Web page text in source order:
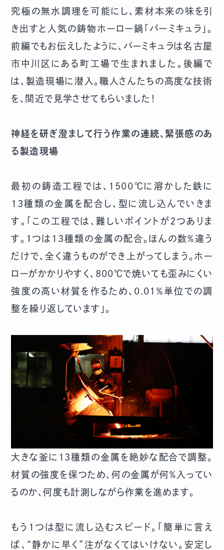
究極の無水調理を可能にし、素材本来の味を引
き出すと人気の鋳物ホーロー鍋「バーミキュラ」。
前編でもお伝えしたように、バーミキュラは名古屋
市中川区にある町工場で生まれました。後編で
は、製造現場に潜入。職人さんたちの高度な技術
を、間近で見学させてもらいました！
神経を研ぎ澄まして行う作業の連続、緊張感のあ
る製造現場
最初の鋳造工程では、1500℃に溶かした鉄に
13種類の金属を配合し、型に流し込んでいきま
す。「この工程では、難しいポイントが2つありま
す。1つは13種類の金属の配合。ほんの数％違う
だけで、全く違うものができ上がってしまう。ホー
ローがかかりやすく、800℃で焼いても歪みにくい
強度の高い材質を作るため、0.01％単位での調
整を繰り返しています」。
大きな釜に13種類の金属を絶妙な配合で調整。
材質の強度を保つため、何の金属が何％入ってい
るのか、何度も計測しながら作業を進めます。
もう1つは型に流し込むスピード。「簡単に言え
ば、“静かに早く”注がなくてはいけない。安定し